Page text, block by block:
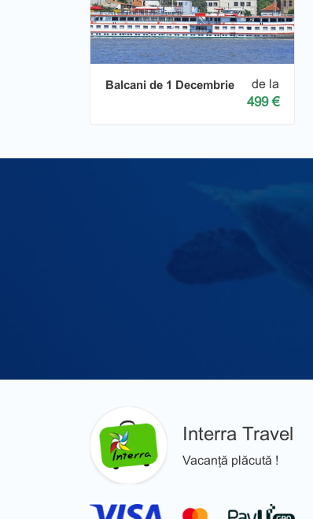
Balcani de 1 Decembrie de la
499 €
Interra Travel
Vacanță plăcută !